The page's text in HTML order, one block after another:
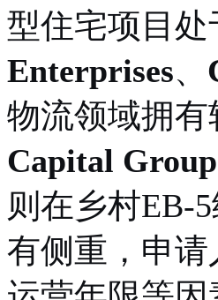
型住宅项目
Enterprises、
物流领域拥
Capital Group
则在乡村EB-
有侧重，申